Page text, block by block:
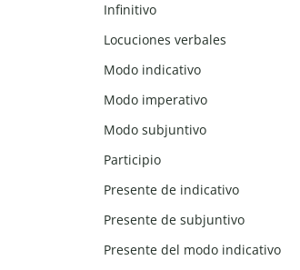
Infinitivo
Locuciones verbales
Modo indicativo
Modo imperativo
Modo subjuntivo
Participio
Presente de indicativo
Presente de subjuntivo
Presente del modo indicativo